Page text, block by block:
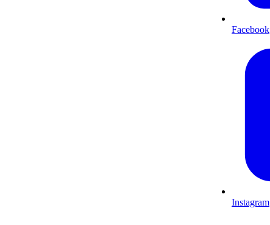
Facebook
Instagram